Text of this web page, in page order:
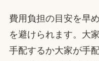
費用負担の目安を早
を避けられます。大
手配するか大家が手